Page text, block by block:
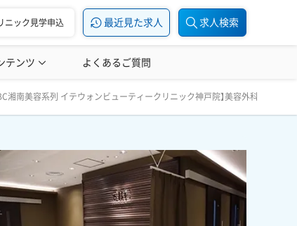
ニック見学申込 最近見た求人 求人検索
テンツ
医療の転職お役立ち記事 美容医療辞典
よくあるご質問
南美容系列 イテウォンビューティークリニック神戸院】美容外科・美容
皮膚科｜常勤医者募集｜福利厚生充実｜未経験可｜研